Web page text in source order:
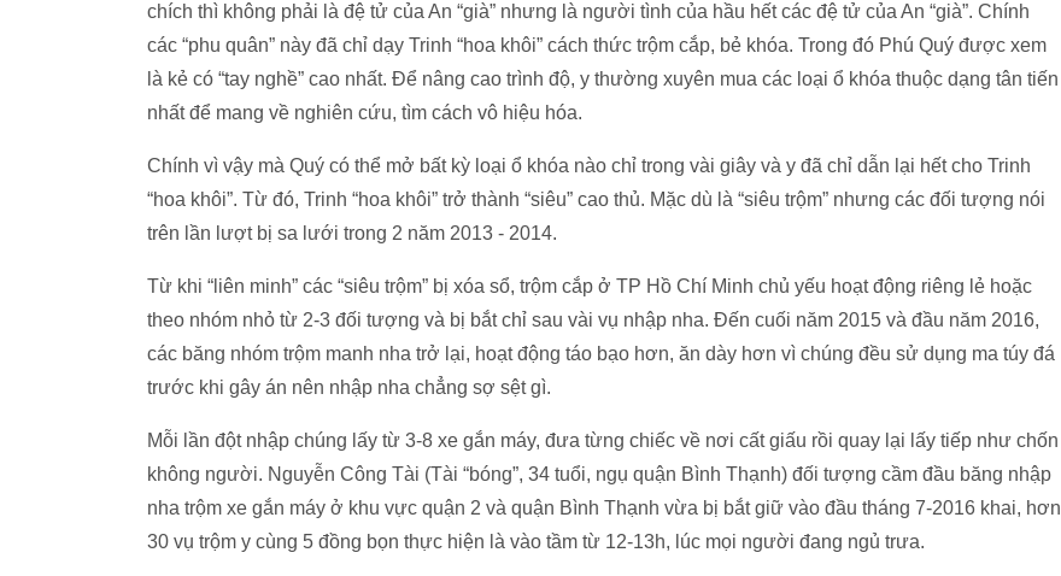
chích thì không phải là đệ tử của An “già” nhưng là người tình của hầu hết các đệ tử của An “già”. Chính
các “phu quân” này đã chỉ dạy Trinh “hoa khôi” cách thức trộm cắp, bẻ khóa. Trong đó Phú Quý được xem
là kẻ có “tay nghề” cao nhất. Để nâng cao trình độ, y thường xuyên mua các loại ổ khóa thuộc dạng tân tiến
nhất để mang về nghiên cứu, tìm cách vô hiệu hóa.
Chính vì vậy mà Quý có thể mở bất kỳ loại ổ khóa nào chỉ trong vài giây và y đã chỉ dẫn lại hết cho Trinh
“hoa khôi”. Từ đó, Trinh “hoa khôi” trở thành “siêu” cao thủ. Mặc dù là “siêu trộm” nhưng các đối tượng nói
trên lần lượt bị sa lưới trong 2 năm 2013 - 2014.
Từ khi “liên minh” các “siêu trộm” bị xóa sổ, trộm cắp ở TP Hồ Chí Minh chủ yếu hoạt động riêng lẻ hoặc
theo nhóm nhỏ từ 2-3 đối tượng và bị bắt chỉ sau vài vụ nhập nha. Đến cuối năm 2015 và đầu năm 2016,
các băng nhóm trộm manh nha trở lại, hoạt động táo bạo hơn, ăn dày hơn vì chúng đều sử dụng ma túy đá
trước khi gây án nên nhập nha chẳng sợ sệt gì.
Mỗi lần đột nhập chúng lấy từ 3-8 xe gắn máy, đưa từng chiếc về nơi cất giấu rồi quay lại lấy tiếp như chốn
không người. Nguyễn Công Tài (Tài “bóng”, 34 tuổi, ngụ quận Bình Thạnh) đối tượng cầm đầu băng nhập
nha trộm xe gắn máy ở khu vực quận 2 và quận Bình Thạnh vừa bị bắt giữ vào đầu tháng 7-2016 khai, hơn
30 vụ trộm y cùng 5 đồng bọn thực hiện là vào tầm từ 12-13h, lúc mọi người đang ngủ trưa.